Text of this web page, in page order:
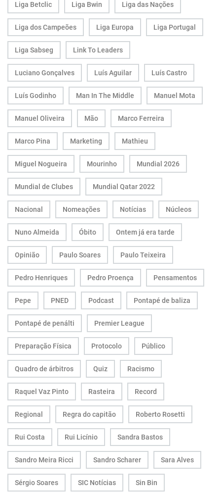
Liga Betclic Liga Bwin Liga das Nações
Liga dos Campeões Liga Europa Liga Portugal
Liga Sabseg Link To Leaders
Luciano Gonçalves Luís Aguilar Luís Castro
Luís Godinho Man In The Middle Manuel Mota
Manuel Oliveira Mão Marco Ferreira
Marco Pina Marketing Mathieu
Miguel Nogueira Mourinho Mundial 2026
Mundial de Clubes Mundial Qatar 2022
Nacional Nomeações Notícias Núcleos
Nuno Almeida Óbito Ontem já era tarde
Opinião Paulo Soares Paulo Teixeira
Pedro Henriques Pedro Proença Pensamentos
Pepe PNED Podcast Pontapé de baliza
Pontapé de penálti Premier League
Preparação Física Protocolo Público
Quadro de árbitros Quiz Racismo
Raquel Vaz Pinto Rasteira Record
Regional Regra do capitão Roberto Rosetti
Rui Costa Rui Licínio Sandra Bastos
Sandro Meira Ricci Sandro Scharer Sara Alves
Sérgio Soares SIC Notícias Sin Bin